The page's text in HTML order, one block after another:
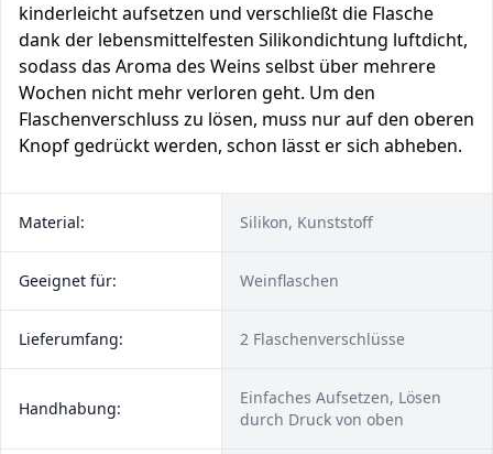
kinderleicht aufsetzen und verschließt die Flasche
dank der lebensmittelfesten Silikondichtung luftdicht,
sodass das Aroma des Weins selbst über mehrere
Wochen nicht mehr verloren geht. Um den
Flaschenverschluss zu lösen, muss nur auf den oberen
Knopf gedrückt werden, schon lässt er sich abheben.
Material: ‎Silikon, Kunststoff
Geeignet für: Weinflaschen
Lieferumfang: 2 Flaschenverschlüsse
Handhabung:
Einfaches Aufsetzen, Lösen
durch Druck von oben